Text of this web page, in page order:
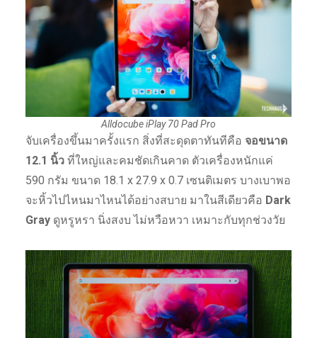
Alldocube iPlay 70 Pad Pro
จับเครื่องขึ้นมาครั้งแรก สิ่งที่สะดุดตาทันทีคือ จอขนาด
12.1 นิ้วที่ใหญ่และคมชัดเกินคาด ตัวเครื่องหนักแค่
590 กรัม ขนาด 18.1 x 27.9 x 0.7 เซนติเมตร บางเบาพอ
จะหิ้วไปไหนมาไหนได้อย่างสบาย มาในสีเดียวคือ Dark
Grayดูหรูหรา นิ่งสงบ ไม่หวือหวา เหมาะกับทุกช่วงวัย